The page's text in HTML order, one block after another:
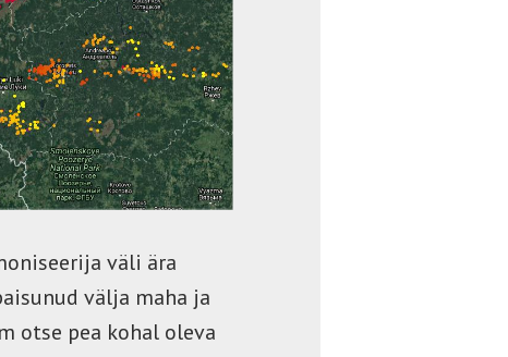
väli ära
välja maha ja
otse pea kohal oleva